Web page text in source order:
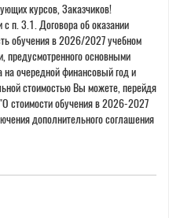
курсов, Заказчиков!
с п. 3.1. Договора об оказании
обучения в 2026/2027 учебном
предусмотренного основными
на очередной финансовый год и
стоимостью Вы можете, перейдя
обучения в 2026-2027
дополнительного соглашения